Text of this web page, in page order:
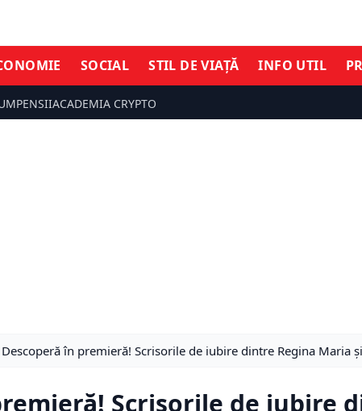
SOCIAL STIL DE VIAȚĂ INFO UTIL
PENSIIACADEMIA CRYPTO
Descoperă în premieră! Scrisorile de iubire dintre Regina
Scrisorile de iubire